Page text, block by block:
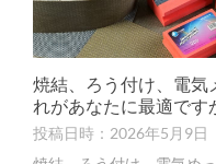
焼結、ろう付け、電
れがあなたに最適です
投稿日時：2026年5月9日